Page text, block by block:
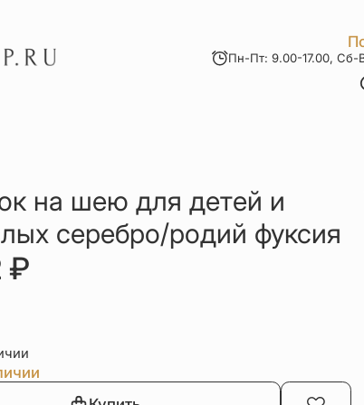
Акции
Пн-Пт: 9.00-17.00, Сб-
на шею для детей и
серебро/родий фуксия
₽